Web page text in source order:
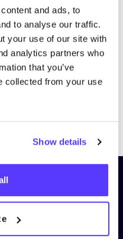
and ads, to
to analyse our traffic.
your use of our site with
analytics partners who
that you’ve
collected from your use
Show details
lettre
informé !